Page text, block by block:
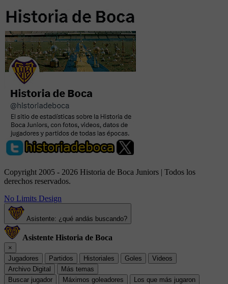
Copyright 2005 - 2026 Historia de Boca Juniors | Todos los
derechos reservados.
No Limits Design
Asistente: ¿qué andás buscando?
Asistente Historia de Boca
×
Jugadores
Partidos Historiales Goles
Videos
Archivo Digital
Más temas
Buscar jugador
Máximos goleadores
Los que más jugaron